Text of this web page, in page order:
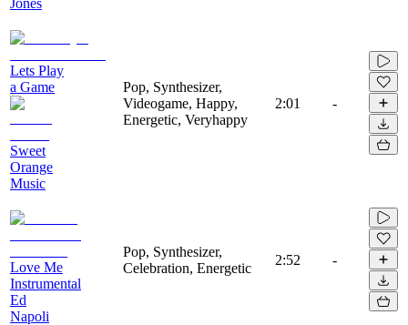
Lets Play
a Game
Sweet
Orange
Music
Pop, Synthesizer,
Videogame, Happy,
Energetic, Veryhappy
2:01 -
Love Me
Instrumental
Ed
Napoli
Pop, Synthesizer,
Celebration, Energetic
2:52 -